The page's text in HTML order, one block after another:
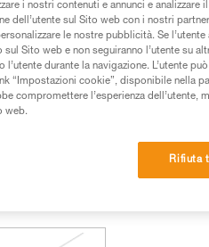
i nostri contenuti e annunci e analizzare
dell’utente sul Sito web con i nostri
le nostre pubblicità. Se
sul Sito web e non seguiranno l’utente su
l’utente durante la navigazione. L’utente
“Impostazioni cookie”, disponibile nella
compromettere l’esperienza dell’utente,
web.
Rifiuta